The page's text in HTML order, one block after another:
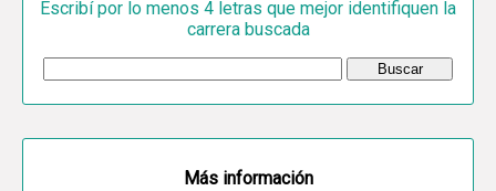
Escribí por lo menos 4 letras que mejor identifiquen la
carrera buscada
Más información